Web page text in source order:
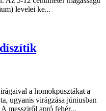
levelei ke...
a homokpusztákat a
ugyanis virágzása júniusban
messziről apró fehér...